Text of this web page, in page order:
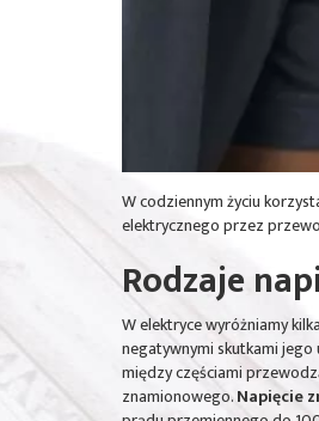
W codziennym życiu
elektrycznego przez
Rodzaje
W elektryce wyróżniamy
negatywnymi skutkami
między częściami
znamionowego.Napięcie